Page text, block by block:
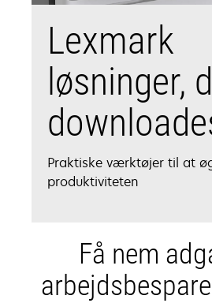
Lexmark
løsninger,
Praktiske værktøjer til at
produktiviteten
Få nem